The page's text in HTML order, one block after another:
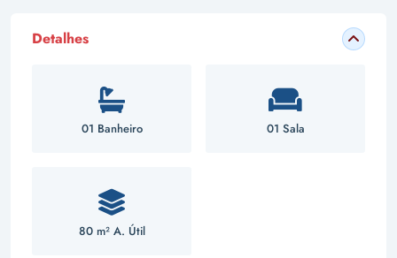
Detalhes
01 Banheiro 01 Sala
80 m² A. Útil